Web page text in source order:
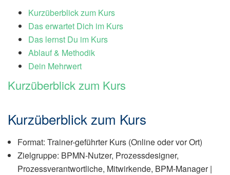
Kurzüberblick zum Kurs
Das erwartet Dich im Kurs
Das lernst Du im Kurs
Ablauf & Methodik
Dein Mehrwert
Kurzüberblick zum Kurs
Kurzüberblick zum Kurs
Format: Trainer-geführter Kurs (Online oder vor Ort)
Zielgruppe: BPMN-Nutzer, Prozessdesigner,
Prozessverantwortliche, Mitwirkende, BPM-Manager |